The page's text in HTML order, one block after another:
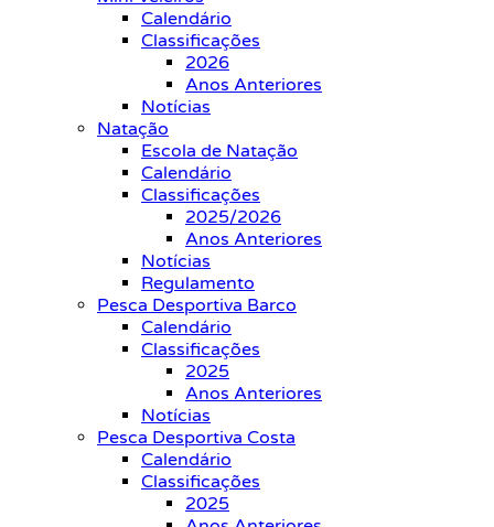
Calendário
Classificações
2026
Anos Anteriores
Notícias
Natação
Escola de Natação
Calendário
Classificações
2025/2026
Anos Anteriores
Notícias
Regulamento
Pesca Desportiva Barco
Calendário
Classificações
2025
Anos Anteriores
Notícias
Pesca Desportiva Costa
Calendário
Classificações
2025